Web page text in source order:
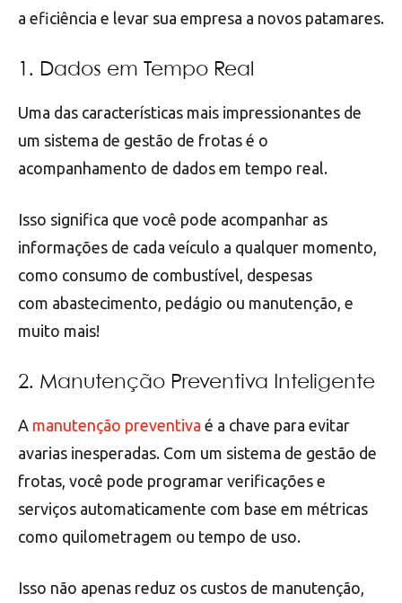
a eficiência e levar sua empresa a novos patamares.
1. Dados em Tempo Real
Uma das características mais impressionantes de
um sistema de gestão de frotas é o
acompanhamento de dados em tempo real.
Isso significa que você pode acompanhar as
informações de cada veículo a qualquer momento,
como consumo de combustível, despesas
com abastecimento, pedágio ou manutenção, e
muito mais!
2. Manutenção Preventiva Inteligente
A manutenção preventiva é a chave para evitar
avarias inesperadas. Com um sistema de gestão de
frotas, você pode programar verificações e
serviços automaticamente com base em métricas
como quilometragem ou tempo de uso.
Isso não apenas reduz os custos de manutenção,